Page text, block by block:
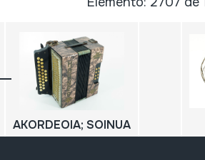
AKORDEOIA; SOINUA